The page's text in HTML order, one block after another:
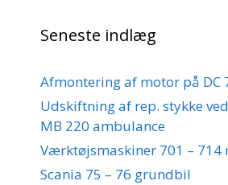
Seneste indlæg
Afmontering af motor på DC
Udskiftning af rep. stykke
MB 220 ambulance
Værktøjsmaskiner 701 – 714
Scania 75 – 76 grundbil